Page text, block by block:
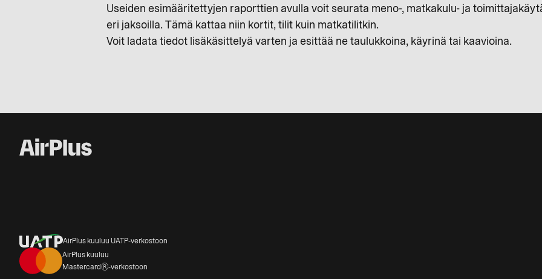
Useiden esimääritettyjen raporttien avulla voit seurata meno-, matkakulu- ja
eri jaksoilla. Tämä kattaa niin kortit, tilit kuin matkatilitkin.
Voit ladata tiedot lisäkäsittelyä varten ja esittää ne taulukkoina, käyrinä tai kaavioina.
AirPlus kuuluu UATP‑verkostoon
AirPlus kuuluu
Mastercard®‑verkostoon